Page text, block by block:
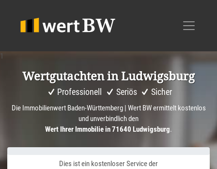
1
Wertgut­achten in Ludwigs­burg
Professionell Seriös Sicher
Die Immobilienwert Baden-Württemberg | Wert BW ermittelt kostenlos
und unverbindlich den
Wert Ihrer Immobilie in 71640 Ludwigsburg.
Dies ist ein kostenloser Service der